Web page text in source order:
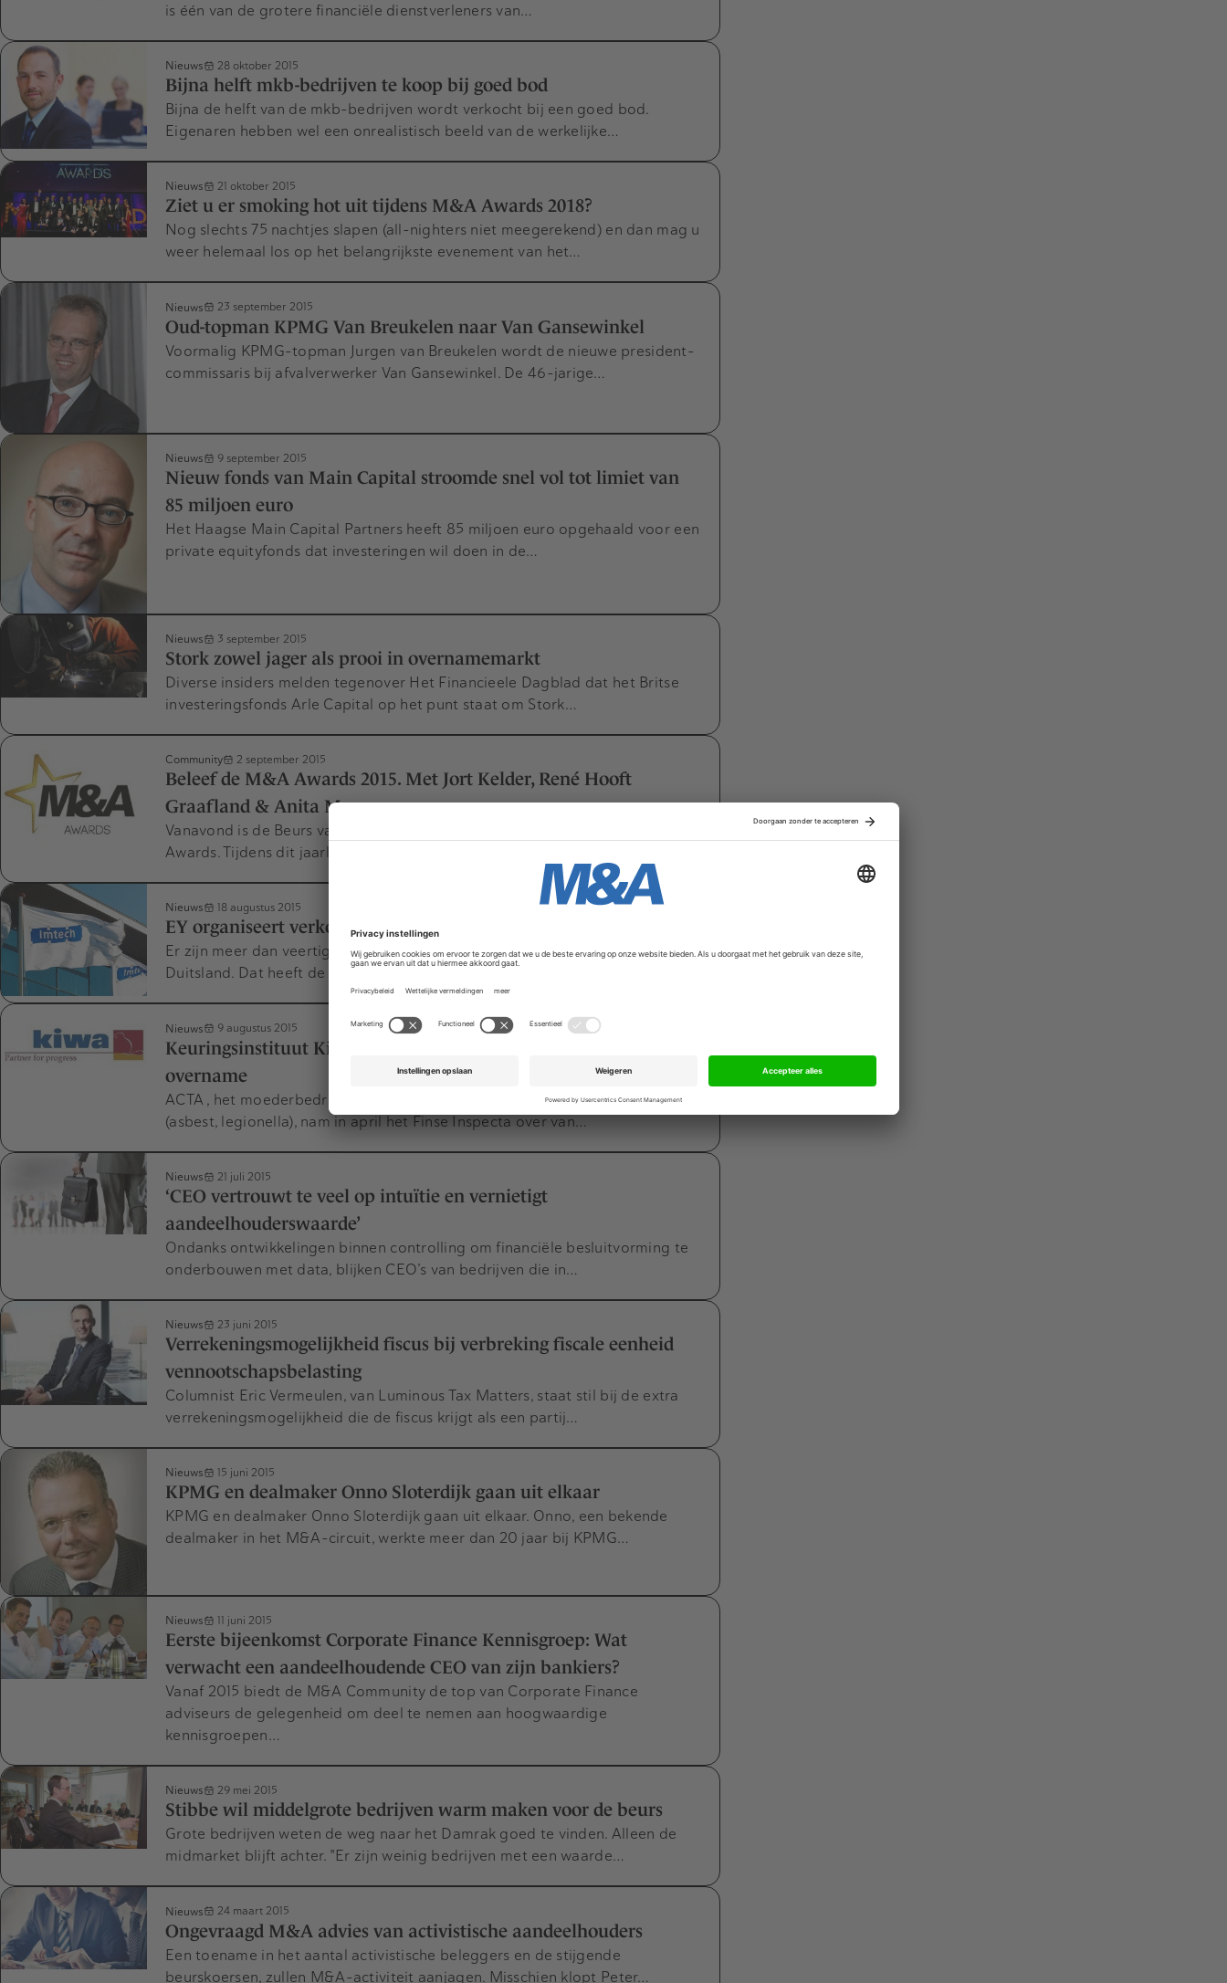
is één van de grotere financiële dienstverleners van…
Nieuws 28 oktober 2015
Bijna helft mkb-bedrijven te koop bij goed bod
Bijna de helft van de mkb-bedrijven wordt verkocht bij een goed bod.
Eigenaren hebben wel een onrealistisch beeld van de werkelijke…
Nieuws 21 oktober 2015
Ziet u er smoking hot uit tijdens M&A Awards 2018?
Nog slechts 75 nachtjes slapen (all-nighters niet meegerekend) en dan mag u
weer helemaal los op het belangrijkste evenement van het…
Nieuws 23 september 2015
Oud-topman KPMG Van Breukelen naar Van Gansewinkel
Voormalig KPMG-topman Jurgen van Breukelen wordt de nieuwe president-
commissaris bij afvalverwerker Van Gansewinkel. De 46-jarige…
Nieuws 9 september 2015
Nieuw fonds van Main Capital stroomde snel vol tot limiet van
85 miljoen euro
Het Haagse Main Capital Partners heeft 85 miljoen euro opgehaald voor een
private equityfonds dat investeringen wil doen in de…
Nieuws 3 september 2015
Stork zowel jager als prooi in overnamemarkt
Diverse insiders melden tegenover Het Financieele Dagblad dat het Britse
investeringsfonds Arle Capital op het punt staat om Stork…
Community 2 september 2015
Beleef de M&A Awards 2015. Met Jort Kelder, René Hooft
Graafland & Anita Meyer ​​​
Vanavond is de Beurs van Berlage het toneel van de 16e editie van de M&A
Awards. Tijdens dit jaarlijkse hoogtepunt in de Nederlandse…
Nieuws 18 augustus 2015
EY organiseert verkoopproces Imtech Duitsland
Er zijn meer dan veertig partijen die interesse hebben getoond in Imtech
Duitsland. Dat heeft de curator van de Duitse dochter van het…
Nieuws 9 augustus 2015
Keuringsinstituut Kiwa verhoogt doelstelling na langgewenste
overname
ACTA , het moederbedrijf van keuringsinstituut Kiwa en de Shield Group
(asbest, legionella), nam in april het Finse Inspecta over van…
Nieuws 21 juli 2015
‘CEO vertrouwt te veel op intuïtie en vernietigt
aandeelhouderswaarde’
Ondanks ontwikkelingen binnen controlling om financiële besluitvorming te
onderbouwen met data, blijken CEO’s van bedrijven die in…
Nieuws 23 juni 2015
Verrekeningsmogelijkheid fiscus bij verbreking fiscale eenheid
vennootschapsbelasting
Columnist Eric Vermeulen, van Luminous Tax Matters, staat stil bij de extra
verrekeningsmogelijkheid die de fiscus krijgt als een partij…
Nieuws 15 juni 2015
KPMG en dealmaker Onno Sloterdijk gaan uit elkaar
KPMG en dealmaker Onno Sloterdijk gaan uit elkaar. Onno, een bekende
dealmaker in het M&A-circuit, werkte meer dan 20 jaar bij KPMG…
Nieuws 11 juni 2015
Eerste bijeenkomst Corporate Finance Kennisgroep: Wat
verwacht een aandeelhoudende CEO van zijn bankiers?
Vanaf 2015 biedt de M&A Community de top van Corporate Finance
adviseurs de gelegenheid om deel te nemen aan hoogwaardige
kennisgroepen…
Nieuws 29 mei 2015
Stibbe wil middelgrote bedrijven warm maken voor de beurs
Grote bedrijven weten de weg naar het Damrak goed te vinden. Alleen de
midmarket blijft achter. "Er zijn weinig bedrijven met een waarde…
Nieuws 24 maart 2015
Ongevraagd M&A advies van activistische aandeelhouders
Een toename in het aantal activistische beleggers en de stijgende
beurskoersen, zullen M&A-activiteit aanjagen. Misschien klopt Peter…